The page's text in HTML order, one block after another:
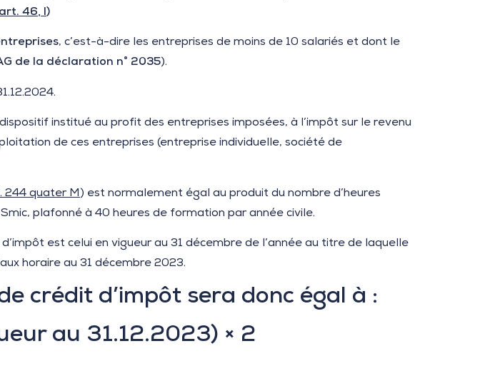
46, I)
, c’est-à-dire les entreprises de moins de 10 salariés et dont le
de la déclaration n° 2035).
institué au profit des entreprises imposées, à l’impôt sur le revenu
de ces entreprises (entreprise individuelle, société de
244 quater M) est normalement égal au produit du nombre d’heures
plafonné à 40 heures de formation par année civile.
est celui en vigueur au 31 décembre de l’année au titre de laquelle
horaire au 31 décembre 2023.
crédit d’impôt sera donc égal à :
au 31.12.2023) × 2